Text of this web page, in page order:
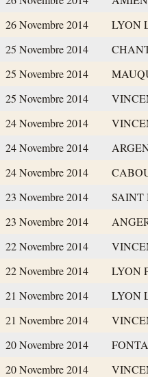
26 Novembre 2014
LYON
25 Novembre 2014
25 Novembre 2014
25 Novembre 2014
24 Novembre 2014
24 Novembre 2014
24 Novembre 2014
23 Novembre 2014
SAINT
23 Novembre 2014
22 Novembre 2014
22 Novembre 2014
LYON
21 Novembre 2014
LYON
21 Novembre 2014
20 Novembre 2014
20 Novembre 2014